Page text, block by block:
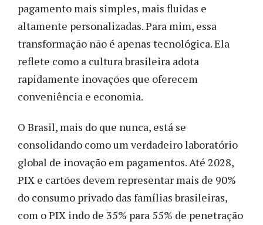
pagamento mais simples, mais fluidas e
altamente personalizadas. Para mim, essa
transformação não é apenas tecnológica. Ela
reflete como a cultura brasileira adota
rapidamente inovações que oferecem
conveniência e economia.
O Brasil, mais do que nunca, está se
consolidando como um verdadeiro laboratório
global de inovação em pagamentos. Até 2028,
PIX e cartões devem representar mais de 90%
do consumo privado das famílias brasileiras,
com o PIX indo de 35% para 55% de penetração